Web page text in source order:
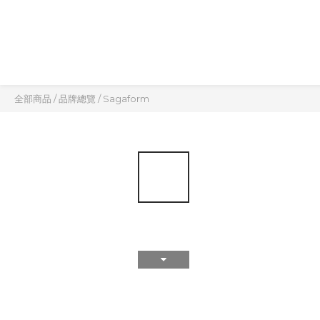
全部商品 /品牌總覽 /Sagaform